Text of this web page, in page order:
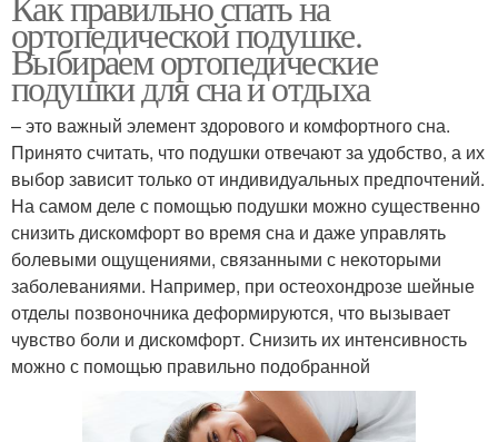
ортопедической подушке.
Выбираем ортопедические
подушки для сна и отдыха
– это важный элемент здорового и комфортного сна.
Принято считать, что подушки отвечают за удобство, а их
выбор зависит только от индивидуальных предпочтений.
На самом деле с помощью подушки можно существенно
снизить дискомфорт во время сна и даже управлять
болевыми ощущениями, связанными с некоторыми
заболеваниями. Например, при остеохондрозе шейные
отделы позвоночника деформируются, что вызывает
чувство боли и дискомфорт. Снизить их интенсивность
можно с помощью правильно подобранной